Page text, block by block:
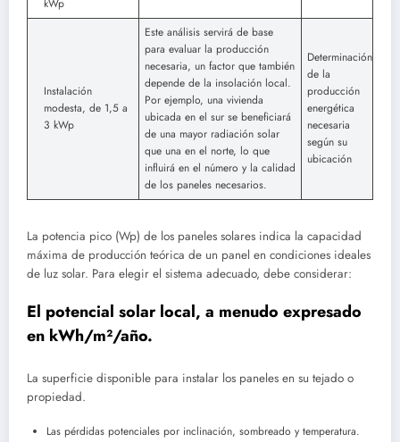
kWp
Instalación
modesta, de 1,5 a
3 kWp
Este análisis servirá de base
para evaluar la producción
necesaria, un factor que también
depende de la insolación local.
Por ejemplo, una vivienda
ubicada en el sur se beneficiará
de una mayor radiación solar
que una en el norte, lo que
influirá en el número y la calidad
de los paneles necesarios.
Determinación
de la
producción
energética
necesaria
según su
ubicación
La potencia pico (Wp) de los paneles solares indica la capacidad
máxima de producción teórica de un panel en condiciones ideales
de luz solar. Para elegir el sistema adecuado, debe considerar:
El potencial solar local, a menudo expresado
en kWh/m²/año.
La superficie disponible para instalar los paneles en su tejado o
propiedad.
Las pérdidas potenciales por inclinación, sombreado y temperatura.